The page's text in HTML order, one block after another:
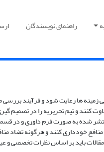
راهنمای نویسندگان
زمینه ها رعایت شود و فرآیند
کنند و تیم تحریریه را در تصمیم
شده به صورت فرم داوری و در
منافع خودداری کنند و هرگونه تضاد
باید بر اساس نظرات تخصصی و